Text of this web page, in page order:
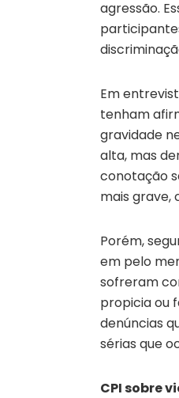
agressão.
Em
tenham
gravidade
alta, mas
conotação
mais grave,
Porém,
em pelo
sofreram
propicia ou
denúncias
sérias que
CPI sobre